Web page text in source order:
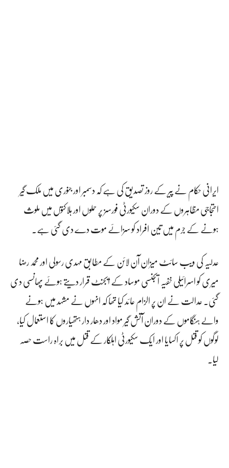
ایرانی حکام نے پیر کے روز تصدیق کی ہے کہ دسمبر اور جنوری میں ملک گیر
احتجاجی مظاہروں کے دوران سکیورٹی فورسز پر حملوں اور ہلاکتوں میں ملوث
ہونے کے جرم میں تین افراد کو سزائے موت دے دی گئی ہے۔
عدلیہ کی ویب سائٹ میزان آن لائن کے مطابق مہدی رسولی اور محمد رضا
میری کو اسرائیلی خفیہ ایجنسی موساد کے ایجنٹ قرار دیتے ہوئے پھانسی دی
گئی۔ عدالت نے ان پر الزام عائد کیا تھا کہ انہوں نے مشہد میں ہونے
والے ہنگاموں کے دوران آتش گیر مواد اور دھار دار ہتھیاروں کا استعمال کیا،
لوگوں کو قتل پر اکسایا اور ایک سکیورٹی اہلکار کے قتل میں براہ راست حصہ
لیا۔